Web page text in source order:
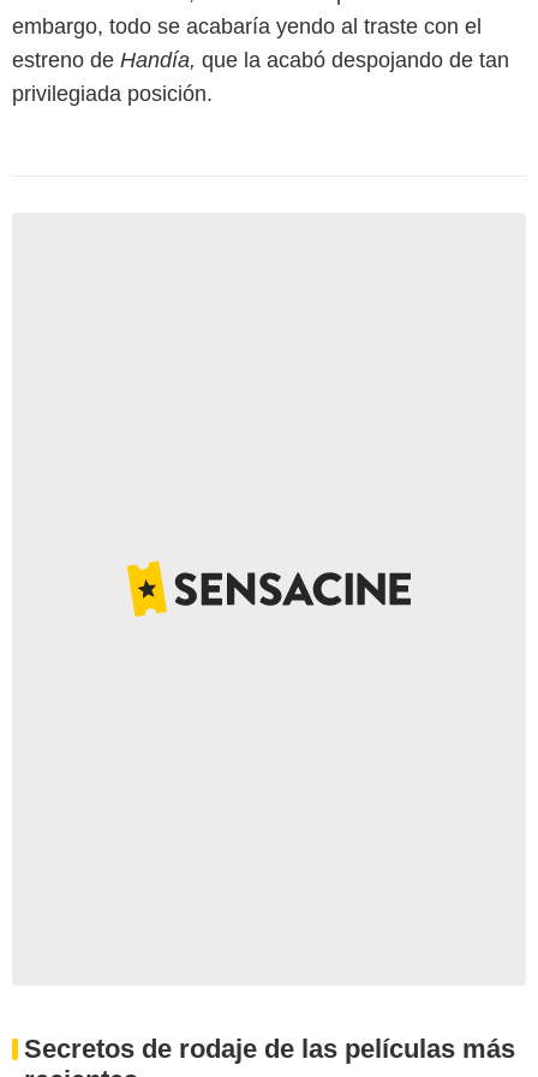
embargo, todo se acabaría yendo al traste con el
estreno de Handía, que la acabó despojando de tan
privilegiada posición.
Secretos de rodaje de las películas más